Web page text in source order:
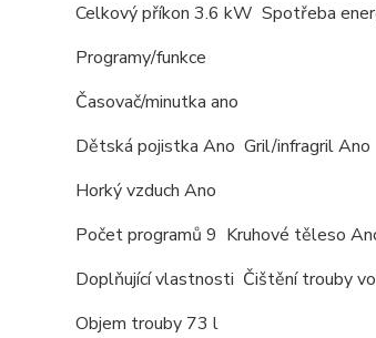
Celkový příkon 3.6 kW Spotřeba
Programy/funkce
Časovač/minutka ano
Dětská pojistka Ano Gril/infragril Ano
Horký vzduch Ano
Počet programů 9 Kruhové těleso
Doplňující vlastnosti Čištění trouby
Objem trouby 73 l